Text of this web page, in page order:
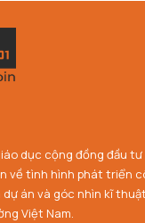
dục cộng đồng đầu
về tình hình phát triển
án và góc nhìn kĩ
Việt Nam.